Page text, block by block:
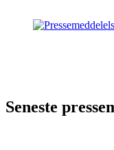
Seneste